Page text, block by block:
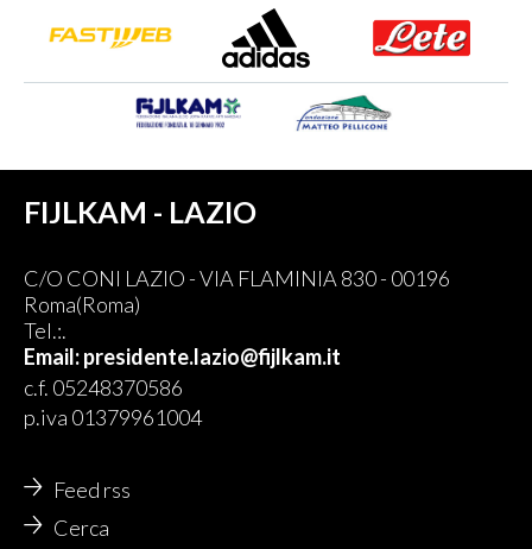
FIJLKAM - LAZIO
C/O CONI LAZIO - VIA FLAMINIA 830 - 00196
Roma(Roma)
Tel.:.
Email: presidente.lazio@fijlkam.it
c.f. 05248370586
p.iva 01379961004
Feed rss
Cerca